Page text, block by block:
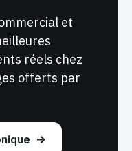
et
réels chez
offerts par